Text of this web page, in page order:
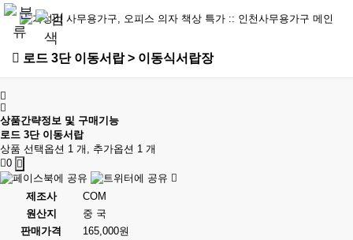
로드 3단 이동서랍 > 이동식서랍장
상품간략정보 및 구매기능
로드 3단 이동서랍
상품 선택옵션 1 개, 추가옵션 1 개
0
제조사
COM
원산지
중 국
판매가격
165,000원